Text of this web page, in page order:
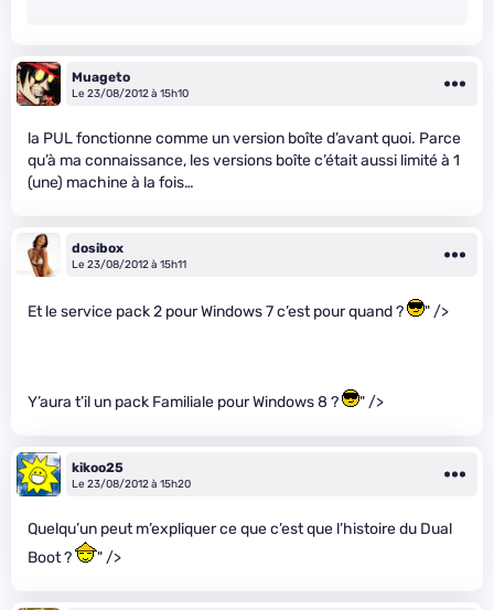
Muageto
Le 23/08/2012 à 15h10
la PUL fonctionne comme un version boîte d’avant quoi. Parce
qu’à ma connaissance, les versions boîte c’était aussi limité à 1
(une) machine à la fois…
dosibox
Le 23/08/2012 à 15h11
Et le service pack 2 pour Windows 7 c’est pour quand ? " />
Y’aura t’il un pack Familiale pour Windows 8 ? " />
kikoo25
Le 23/08/2012 à 15h20
Quelqu’un peut m’expliquer ce que c’est que l’histoire du Dual
Boot ?
" />